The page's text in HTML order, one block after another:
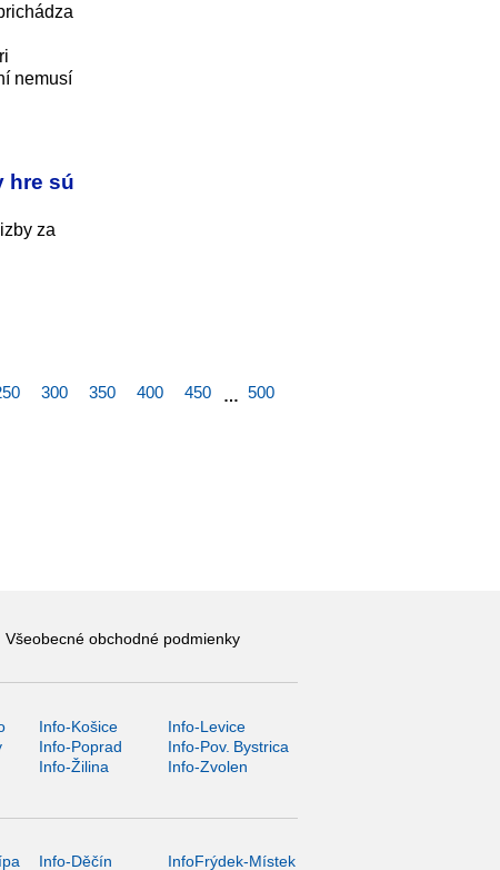
nemusí
hre sú
za
300 350 400 450 … 500
Všeobecné obchodné podmienky
Info-Košice
Info-Levice
Info-Poprad
Info-Pov. Bystrica
Info-Žilina Info-Zvolen
Info-Děčín InfoFrýdek-Místek